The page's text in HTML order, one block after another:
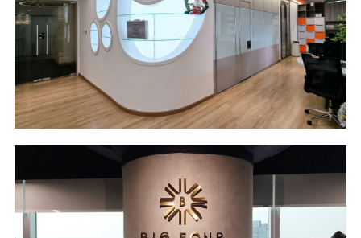
Location
Saigon Riverside
Office - HCM City
Industry
Food Ingredients
Scope of Work
Design & Build
Area
82 m2